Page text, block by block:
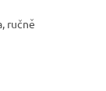
ručně